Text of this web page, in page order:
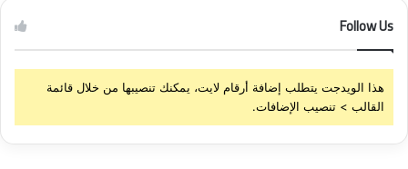
د
و
Follow Us
هذا الويدجت يتطلب إضافة أرقام لايت، يمكنك تنصيبها من خلال قائمة
القالب > تنصيب الإضافات.